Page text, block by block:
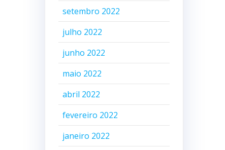
setembro 2022
julho 2022
junho 2022
maio 2022
abril 2022
fevereiro 2022
janeiro 2022